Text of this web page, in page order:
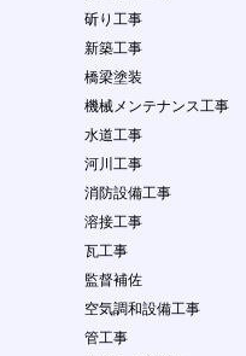
斫り工事
新築工事
橋梁塗装
機械メンテナンス工事
水道工事
河川工事
消防設備工事
溶接工事
瓦工事
監督補佐
空気調和設備工事
管工事